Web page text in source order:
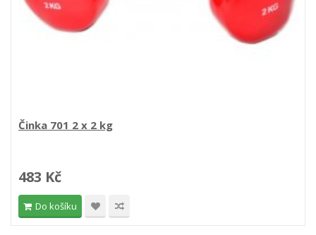
Činka 701 2 x 2 kg
483 Kč
Do košíku